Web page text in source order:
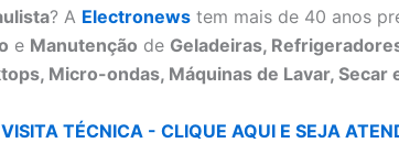
? A Electronewstem mais de 40 anos
e Manutenção de Geladeiras,
Micro-ondas, Máquinas de Lavar, Secar
TÉCNICA - CLIQUE AQUI E SEJA